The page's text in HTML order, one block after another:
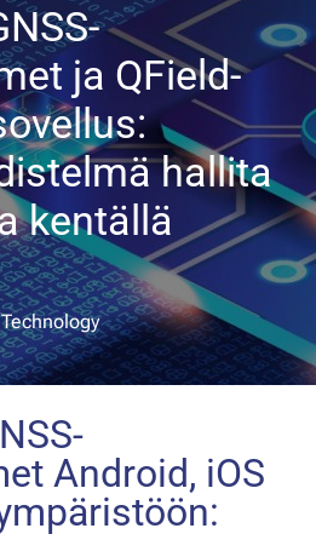
ja QField-
hallita
kentällä
Android, iOS